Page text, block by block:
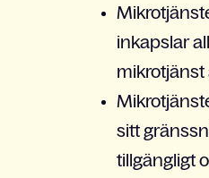
inkapslar
mikrotjänst
sitt
tillgängligt